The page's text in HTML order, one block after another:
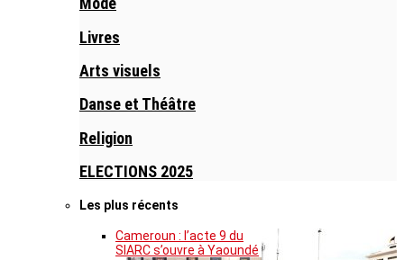
Livres
Arts visuels
Danse et Théâtre
Religion
ELECTIONS 2025
Les plus récents
Cameroun : l’acte 9 du
SIARC s’ouvre à Yaoundé